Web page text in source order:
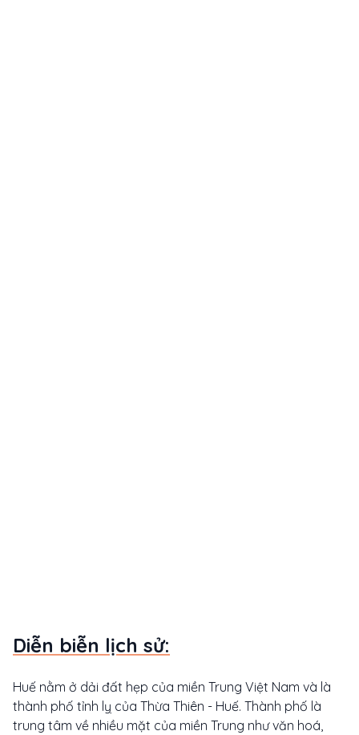
Diễn biễn lịch sử:
Huế nằm ở dải đất hẹp của miền Trung Việt Nam và là
thành phố tỉnh lỵ của Thừa Thiên - Huế. Thành phố là
trung tâm về nhiều mặt của miền Trung như văn hoá,